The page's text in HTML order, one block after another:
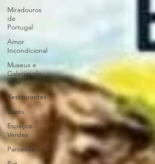
Miradouros
de
Portugal
Amor
Incondicional
Museus e
Galerias de
Arte
Restaurantes
Bares
Espaços
Verdes
Parceiros